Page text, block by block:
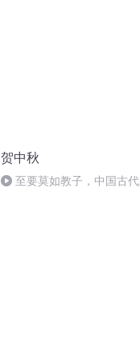
贺中秋
至要莫如教子，中国古代